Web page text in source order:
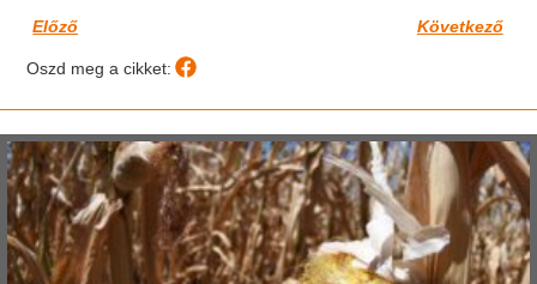
Előző Következő
Oszd meg a cikket: